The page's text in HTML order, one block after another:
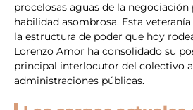
procelosas aguas de la
habilidad asombrosa. Esta
la estructura de poder que hoy
Lorenzo Amor ha consolidado su
principal interlocutor del colectivo
administraciones públicas.